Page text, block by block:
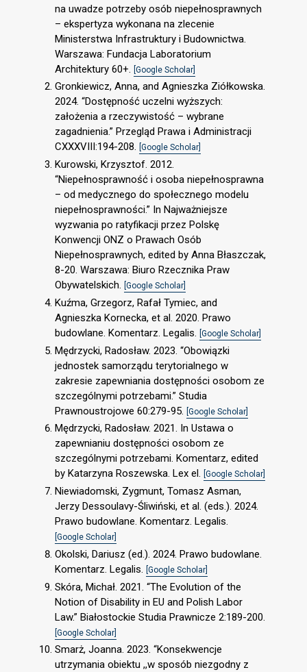
na uwadze potrzeby osób niepełnosprawnych
– ekspertyza wykonana na zlecenie
Ministerstwa Infrastruktury i Budownictwa.
Warszawa: Fundacja Laboratorium
Architektury 60+.
[Google Scholar]
Gronkiewicz, Anna, and Agnieszka Ziółkowska.
2024. “Dostępność uczelni wyższych:
założenia a rzeczywistość – wybrane
zagadnienia.” Przegląd Prawa i Administracji
CXXXVIII:194-208. [Google Scholar]
Kurowski, Krzysztof. 2012.
“Niepełnosprawność i osoba niepełnosprawna
– od medycznego do społecznego modelu
niepełnosprawności.” In Najważniejsze
wyzwania po ratyfikacji przez Polskę
Konwencji ONZ o Prawach Osób
Niepełnosprawnych, edited by Anna Błaszczak,
8-20. Warszawa: Biuro Rzecznika Praw
Obywatelskich. [Google Scholar]
Kuźma, Grzegorz, Rafał Tymiec, and
Agnieszka Kornecka, et al. 2020. Prawo
budowlane. Komentarz. Legalis. [Google Scholar]
Mędrzycki, Radosław. 2023. “Obowiązki
jednostek samorządu terytorialnego w
zakresie zapewniania dostępności osobom ze
szczególnymi potrzebami.” Studia
Prawnoustrojowe 60:279-95.
[Google Scholar]
Mędrzycki, Radosław. 2021. In Ustawa o
zapewnianiu dostępności osobom ze
szczególnymi potrzebami. Komentarz, edited
by Katarzyna Roszewska. Lex el. [Google Scholar]
Niewiadomski, Zygmunt, Tomasz Asman,
Jerzy Dessoulavy-Śliwiński, et al. (eds.). 2024.
Prawo budowlane. Komentarz. Legalis.
[Google Scholar]
Okolski, Dariusz (ed.). 2024. Prawo budowlane.
Komentarz. Legalis. [Google Scholar]
Skóra, Michał. 2021. “The Evolution of the
Notion of Disability in EU and Polish Labor
Law.” Białostockie Studia Prawnicze 2:189-200.
[Google Scholar]
Smarż, Joanna. 2023. “Konsekwencje
utrzymania obiektu ,,w sposób niezgodny z